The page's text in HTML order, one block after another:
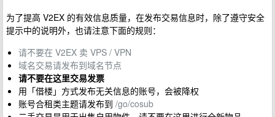
为了提高 V2EX 的有效信息质量，在发布交易信息时，除了遵守安全
提示中的说明外，也请注意下面的规则：
请不要在 V2EX 卖 VPS / VPN
域名交易请发布到域名节点
请不要在这里交易发票
用「借楼」方式发布无关信息的账号，会被降权
账号合租类主题请发布到 /go/cosub